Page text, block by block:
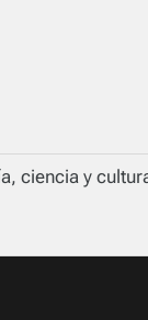
ciencia y